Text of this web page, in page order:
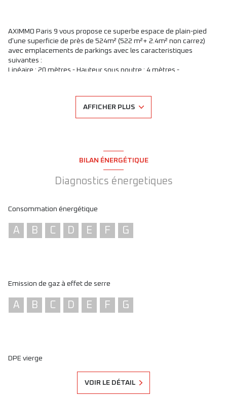
AXIMMO Paris 9 vous propose ce superbe espace de plain-pied
d'une superficie de près de 524m² (522 m²+ 2.4m² non carrez)
avec emplacements de parkings avec les caracteristiques
suivantes :
Linéaire : 20 mètres - Hauteur sous poutre : 4 mètres -
direction, un espace de stockage, une salle commune, deux
espaces de sanitaires ; 5 emplacements de parking au sous sol.
AFFICHER PLUS
BILAN ÉNERGÉTIQUE
Diagnostics énergetiques
Consommation énergétique
A B C D E F G
Emission de gaz à effet de serre
A B C D E F G
DPE vierge
VOIR LE DÉTAIL